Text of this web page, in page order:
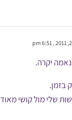
יקרה.
בזמן.
שלי מול קושי מאוד